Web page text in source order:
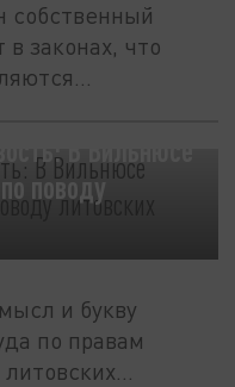
собственный
законах, что
В Вильнюсе
поводу
и букву
по правам